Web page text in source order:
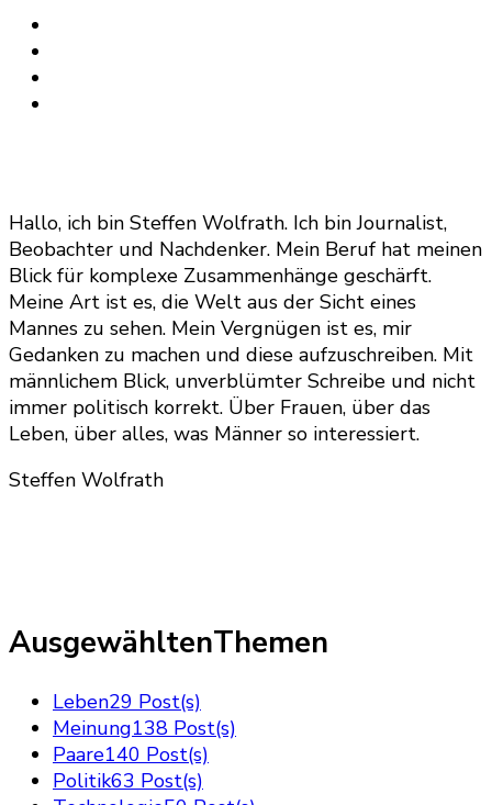
Hallo, ich bin Steffen Wolfrath. Ich bin Journalist,
Beobachter und Nachdenker. Mein Beruf hat meinen
Blick für komplexe Zusammenhänge geschärft.
Meine Art ist es, die Welt aus der Sicht eines
Mannes zu sehen. Mein Vergnügen ist es, mir
Gedanken zu machen und diese aufzuschreiben. Mit
männlichem Blick, unverblümter Schreibe und nicht
immer politisch korrekt. Über Frauen, über das
Leben, über alles, was Männer so interessiert.
Steffen Wolfrath
AusgewähltenThemen
Leben29 Post(s)
Meinung138 Post(s)
Paare140 Post(s)
Politik63 Post(s)